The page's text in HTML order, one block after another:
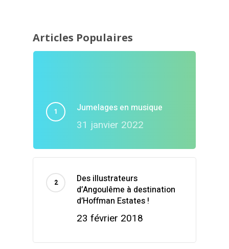
Articles Populaires
Jumelages en musique
31 janvier 2022
Des illustrateurs
d’Angoulême à destination
d’Hoffman Estates !
23 février 2018